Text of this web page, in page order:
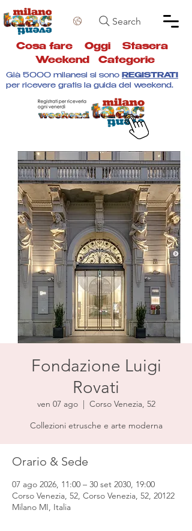
Search
Cosa fare Oggi Stasera
Weekend
Categorie
Già 5000 milanesi si sono REGISTRATI
per ricevere gratis la guida del weekend.
Fondazione Luigi
Rovati
ven 07 ago
  |
Corso Venezia, 52
Collezioni etrusche e arte moderna
Orario & Sede
07 ago 2026, 11:00 – 30 set 2030, 19:00
Corso Venezia, 52, Corso Venezia, 52, 20122
Milano MI, Italia